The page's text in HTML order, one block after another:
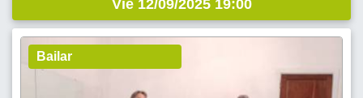
Vie 12/09/2025 19:00
Bailar